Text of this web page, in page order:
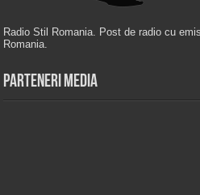
Radio Stil Romania. Post de radio cu
Romania.
Parteneri Media